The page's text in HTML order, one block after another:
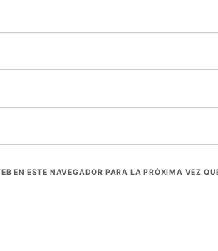
EN ESTE NAVEGADOR PARA LA PRÓXIMA VEZ